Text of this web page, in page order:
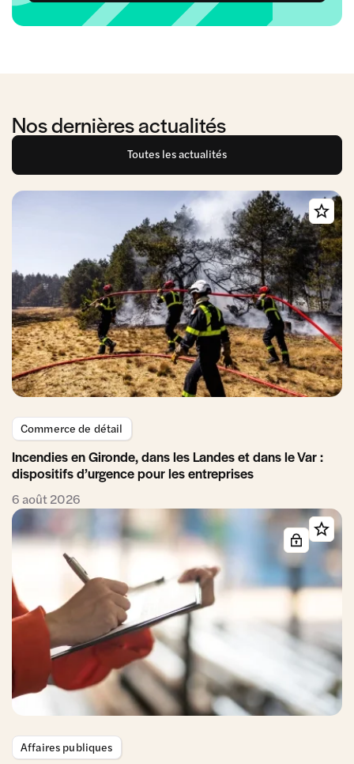
Nos dernières actualités
Toutes les actualités
Commerce de détail
Incendies en Gironde, dans les Landes et dans le Var :
dispositifs d’urgence pour les entreprises
6 août 2026
Affaires publiques